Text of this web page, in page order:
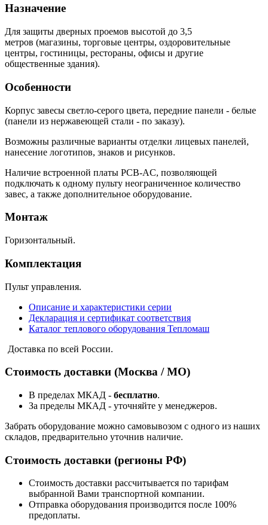
Назначение
Для защиты дверных проемов высотой до 3,5
метров (магазины, торговые центры, оздоровительные
центры, гостиницы, рестораны, офисы и другие
общественные здания).
Особенности
Корпус завесы светло-серого цвета, передние панели - белые
(панели из нержавеющей стали - по заказу).
Возможны различные варианты отделки лицевых панелей,
нанесение логотипов, знаков и рисунков.
Наличие встроенной платы PCB-AC, позволяющей
подключать к одному пульту неограниченное количество
завес, а также дополнительное оборудование.
Монтаж
Горизонтальный.
Комплектация
Пульт управления.
Описание и характеристики серии
Декларация и сертификат соответствия
Каталог теплового оборудования Тепломаш
Доставка по всей России.
Стоимость доставки (Москва / МО)
В пределах МКАД - бесплатно.
За пределы МКАД - уточняйте у менеджеров.
Забрать оборудование можно самовывозом с одного из наших
складов, предварительно уточнив наличие.
Стоимость доставки (регионы РФ)
Стоимость доставки рассчитывается по тарифам
выбранной Вами транспортной компании.
Отправка оборудования производится после 100%
предоплаты.